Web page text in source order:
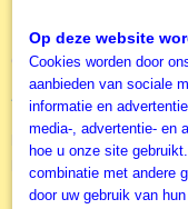
Deze puzzel wordt
extra's.
Accessoires
Door het gebruik van de
leuker maken. Of je nu
puzzels vaker wil maken
Bloemen
Op deze website
Cookies worden door
aanbieden van sociale
informatie en
media-, advertentie- en
hoe u onze site
combinatie met andere
door uw gebruik van